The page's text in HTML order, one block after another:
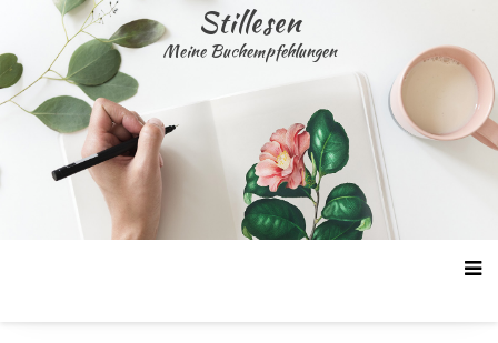
content
Stillesen
Meine Buchempfehlungen